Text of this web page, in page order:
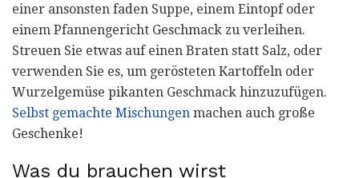
einer ansonsten faden Suppe, einem Eintopf oder
einem Pfannengericht Geschmack zu verleihen.
Streuen Sie etwas auf einen Braten statt Salz, oder
verwenden Sie es, um gerösteten Kartoffeln oder
Wurzelgemüse pikanten Geschmack hinzuzufügen.
Selbst gemachte Mischungen machen auch große
Geschenke!
Was du brauchen wirst